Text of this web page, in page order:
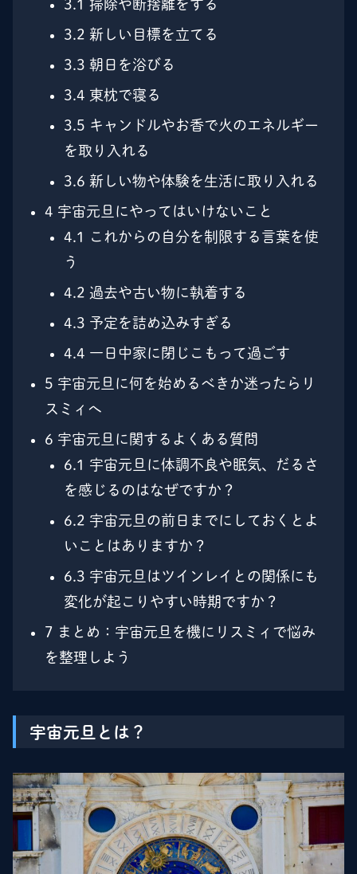
3.1 掃除や断捨離をする
3.2 新しい目標を立てる
3.3 朝日を浴びる
3.4 東枕で寝る
3.5 キャンドルやお香で火のエネルギー
を取り入れる
3.6 新しい物や体験を生活に取り入れる
4 宇宙元旦にやってはいけないこと
4.1
これからの自分を制限する言葉を使
う
4.2 過去や古い物に執着する
4.3 予定を詰め込みすぎる
4.4 一日中家に閉じこもって過ごす
5 宇宙元旦に何を始めるべきか迷ったらリ
スミィへ
6 宇宙元旦に関するよくある質問
6.1 宇宙元旦に体調不良や眠気、だるさ
を感じるのはなぜですか？
6.2 宇宙元旦の前日までにしておくとよ
いことはありますか？
6.3 宇宙元旦はツインレイとの関係にも
変化が起こりやすい時期ですか？
7 まとめ：宇宙元旦を機にリスミィで悩み
を整理しよう
宇宙元旦とは？